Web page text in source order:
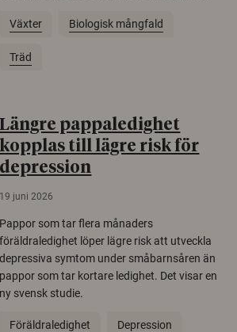
Växter Biologisk mångfald
Träd
Längre pappaledighet
kopplas till lägre risk för
depression
19 juni 2026
Pappor som tar flera månaders
föräldraledighet löper lägre risk att utveckla
depressiva symtom under småbarnsåren än
pappor som tar kortare ledighet. Det visar en
ny svensk studie.
Föräldraledighet Depression